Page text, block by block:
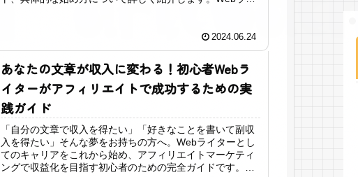
2024.06.24
あなたの文章が収入に変わる！初心者Webラ
イターがアフィリエイトで成功するための実
践ガイド
「自分の文章で収入を得たい」「好きなことを書いて副収
入を得たい」そんな夢をお持ちの方へ。Webライターとし
てのキャリアをこれから始め、アフィリエイトマーケティ
ングで収益化を目指す初心者のための完全ガイドです。こ